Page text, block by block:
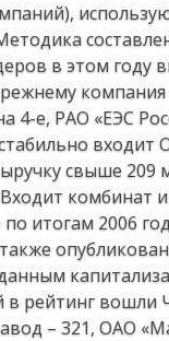
в этом
4-е, РАО «ЕЭС
свыше 209
итогам 2006
рейтинг
– 321, ОАО